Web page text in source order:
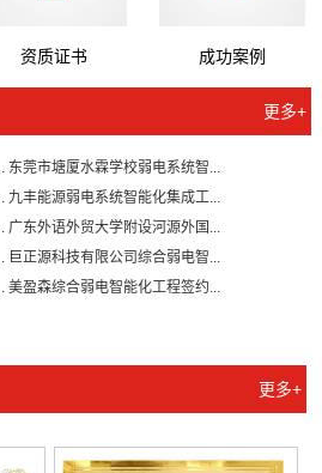
资质证书 成功案例
更多+
. 米兰公馆弱电智能化工程
. 东莞市塘厦水霖学校弱电系统智...
更多+